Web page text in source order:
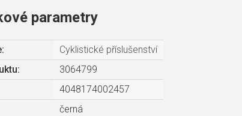
parametry
:
Cyklistické příslušenství
3064799
4048174002457
černá